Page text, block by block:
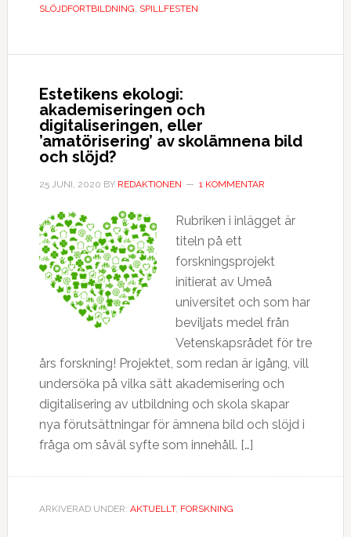
SLÖJDFORTBILDNING, SPILLFESTEN
Estetikens ekologi:
akademiseringen och
digitaliseringen, eller
’amatörisering’ av skolämnena bild
och slöjd?
25 JUNI, 2020 BY REDAKTIONEN 1 KOMMENTAR
Rubriken i inlägget är
titeln på ett
forskningsprojekt
initierat av Umeå
universitet och som har
beviljats medel från
Vetenskapsrådet för tre
års forskning! Projektet, som redan är igång, vill
undersöka på vilka sätt akademisering och
digitalisering av utbildning och skola skapar
nya förutsättningar för ämnena bild och slöjd i
fråga om såväl syfte som innehåll. […]
ARKIVERAD UNDER: AKTUELLT, FORSKNING